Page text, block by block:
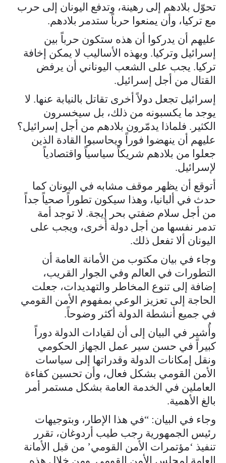
تحوّل بلادهم إلى رهينة، وتدفع اليونان إلى حرب
مع تركيا، وأن يمنعوا حرباً ستدمر بلادهم.
عليهم أن يدركوا أن هذه ستكون حرباً بين
إسرائيل وتركيا. وبهذه الأساليب لا يمكن إخافة
تركيا. يجب على الشعب اليوناني أن يرفض
القتال من أجل إسرائيل.
إسرائيل تجعل دولاً أخرى تقاتل بالنيابة عنها. لا
يوجد ما يكسبونه من ذلك، بل سيخسرون
الكثير. فلماذا يدمّرون بلادهم من أجل إسرائيل؟
عليهم أن ينهضوا فوراً ويحاسبوا القادة الذين
جعلوا من بلادهم شريكاً سياسياً واقتصادياً
لإسرائيل.
أتوقع أن يظهر موقف مشابه في اليونان كما
حدث في ألبانيا، وهذا سيكون تطوراً صحياً جداً
من أجل سلام ضفتي بحر إيجة. لا توجد أمة
تدمر نفسها من أجل دولة أخرى، ويجب على
اليونان ألا تفعل ذلك.
وجاء في بيان مكتوب من الأمانة العامة أن
التطورات في العالم وفي الجوار القريب،
إضافة إلى تنوع المخاطر والتهديدات، جعلت
الحاجة إلى تعزيز الوعي بمفهوم الأمن القومي
في جميع أنشطة الدولة أكثر وضوحاً.
وأُشير في البيان إلى أن لقيادات الدولة دوراً
كبيراً في حسن سير عمل الجهاز الحكومي
ونقل إمكانات الدولة وقدراتها إلى سياسات
الأمن القومي بشكل فعال، وأن تحسين كفاءة
العاملين في الخدمة العامة بشكل مستمر أمر
بالغ الأهمية.
وجاء في البيان: “في هذا الإطار، وبتوجيهات
رئيس الجمهورية رجب طيب أردوغان، تقرر
تنفيذ ‘مؤتمرات الأمن القومي’ من قبل الأمانة
العامة لمجلس الأمن القومي. ومن خلال هذه